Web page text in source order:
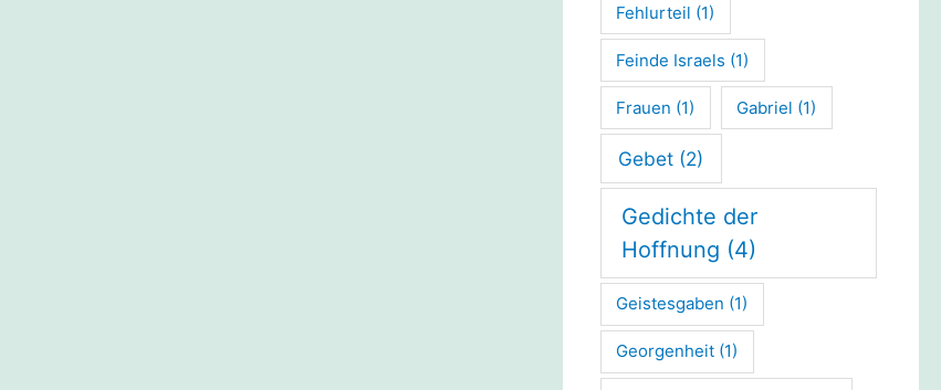
Fehlurteil (1)
Feinde Israels (1)
Frauen (1) Gabriel (1)
Gebet (2)
Gedichte der
Hoffnung (4)
Geistesgaben (1)
Georgenheit (1)